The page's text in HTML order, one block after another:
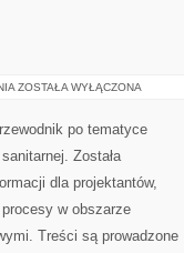
POMPY
ZOSTAŁA WYŁĄCZONA
po tematyce
Została
dla projektantów,
w obszarze
Treści są prowadzone